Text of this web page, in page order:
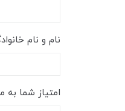
نام و نام
امتیاز شما